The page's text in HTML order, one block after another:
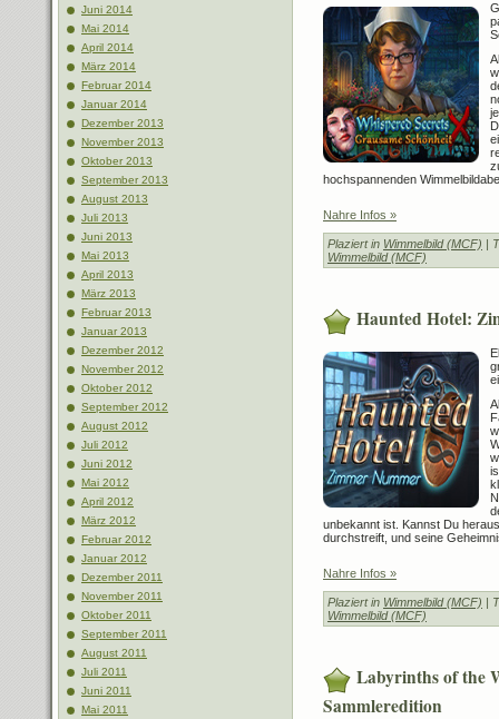
Juni 2014
Mai 2014
April 2014
März 2014
Februar 2014
Januar 2014
Dezember 2013
November 2013
Oktober 2013
September 2013
August 2013
Juli 2013
Juni 2013
Mai 2013
April 2013
März 2013
Februar 2013
Januar 2013
Dezember 2012
November 2012
Oktober 2012
September 2012
August 2012
Juli 2012
Juni 2012
Mai 2012
April 2012
März 2012
Februar 2012
Januar 2012
Dezember 2011
November 2011
Oktober 2011
September 2011
August 2011
Juli 2011
Juni 2011
Mai 2011
hochspannenden
Nahre Infos »
Plaziert in Wimmelbild (MCF) |
Wimmelbild (MCF)
Haunted Hotel:
unbekannt ist. Kannst Du
durchstreift, und seine
Nahre Infos »
Plaziert in Wimmelbild (MCF) |
Wimmelbild (MCF)
Labyrinths of the
Sammleredition